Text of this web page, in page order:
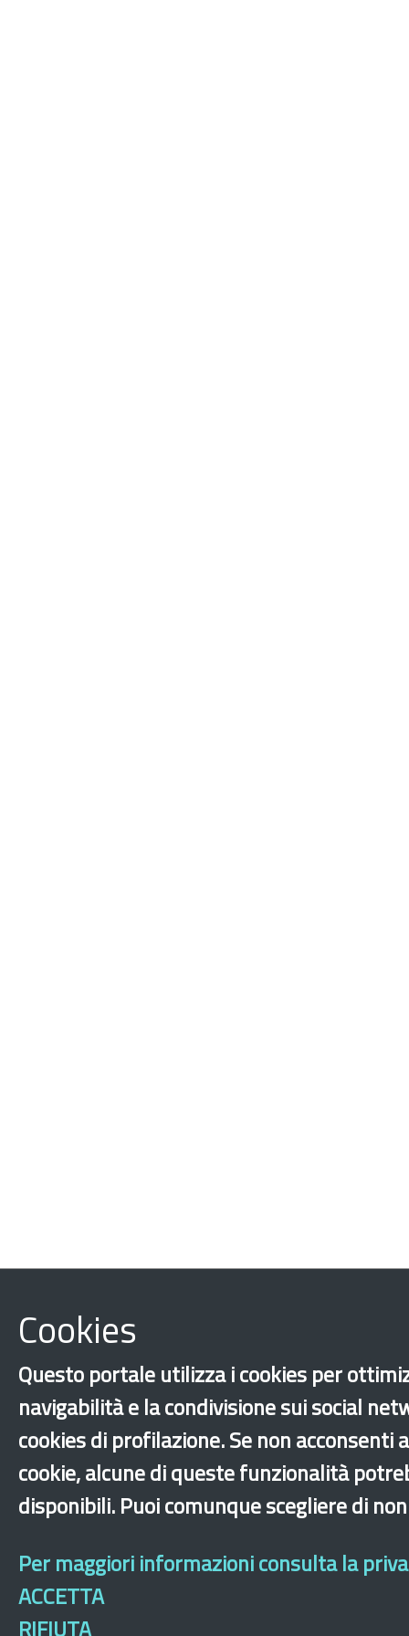
Cookies
Questo portale utilizza i cookies per
navigabilità e la condivisione sui social
cookies di profilazione. Se non acconsenti
cookie, alcune di queste funzionalità
disponibili. Puoi comunque scegliere di
Per maggiori informazioni consulta la
ACCETTA
RIFIUTA